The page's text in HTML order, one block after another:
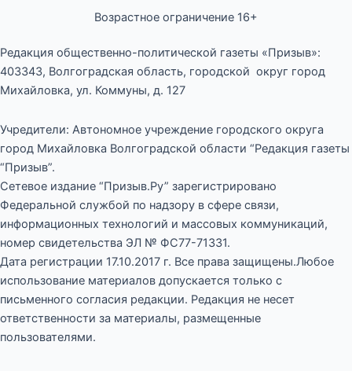
Возрастное ограничение 16+
Редакция общественно-политической газеты «Призыв»:
403343, Волгоградская область, городской округ город
Михайловка, ул. Коммуны, д. 127
Учредители: Автономное учреждение городского округа
город Михайловка Волгоградской области “Редакция газеты
“Призыв”.
Сетевое издание “Призыв.Ру” зарегистрировано
Федеральной службой по надзору в сфере связи,
информационных технологий и массовых коммуникаций,
номер свидетельства ЭЛ № ФС77-71331.
Дата регистрации 17.10.2017 г. Все права защищены.Любое
использование материалов допускается только с
письменного согласия редакции. Редакция не несет
ответственности за материалы, размещенные
пользователями.